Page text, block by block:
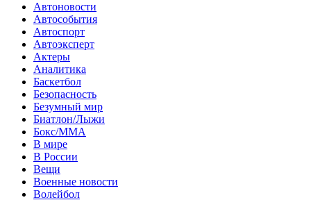
Автоновости
Автособытия
Автоспорт
Автоэксперт
Актеры
Аналитика
Баскетбол
Безопасность
Безумный мир
Биатлон/Лыжи
Бокс/MMA
В мире
В России
Вещи
Военные новости
Волейбол